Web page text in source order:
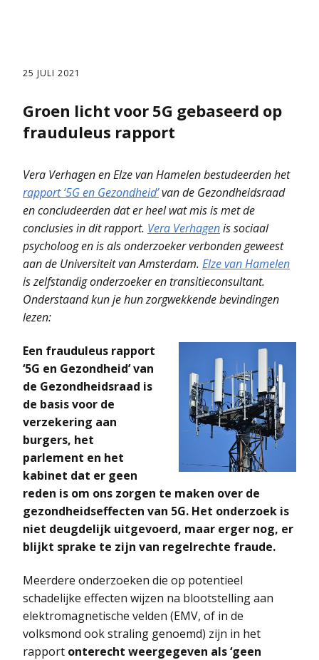
25 JULI 2021
Groen licht voor 5G gebaseerd op
frauduleus rapport
Vera Verhagen en Elze van Hamelen bestudeerden het
rapport ‘5G en Gezondheid’van de Gezondheidsraad
en concludeerden dat er heel wat mis is met de
conclusies in dit rapport. Vera Verhagenis sociaal
psycholoog en is als onderzoeker verbonden geweest
aan de Universiteit van Amsterdam. Elze van Hamelen
is zelfstandig onderzoeker en transitieconsultant.
Onderstaand kun je hun zorgwekkende bevindingen
lezen:
Een frauduleus rapport
‘5G en Gezondheid’ van
de Gezondheidsraad is
de basis voor de
verzekering aan
burgers, het
parlement en het
kabinet dat er geen
reden is om ons zorgen te maken over de
gezondheidseffecten van 5G. Het onderzoek is
niet deugdelijk uitgevoerd, maar erger nog, er
blijkt sprake te zijn van regelrechte fraude.
Meerdere onderzoeken die op potentieel
schadelijke effecten wijzen na blootstelling aan
elektromagnetische velden (EMV, of in de
volksmond ook straling genoemd) zijn in het
rapport onterecht weergegeven als ‘geen